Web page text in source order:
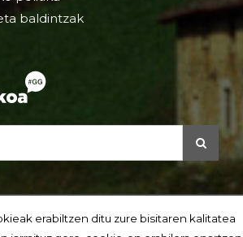
baldintzak
erabiltzen ditu zure bisitaren kalitatea